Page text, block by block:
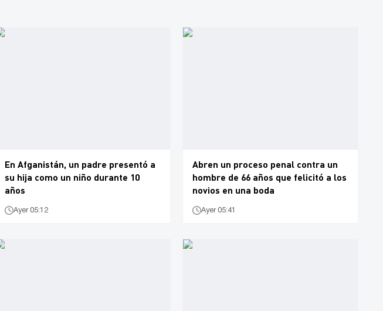
En Afganistán, un padre presentó a
su hija como un niño durante 10
años
Ayer 05:12
Abren un proceso penal contra un
hombre de 66 años que felicitó a los
novios en una boda
Ayer 05:41